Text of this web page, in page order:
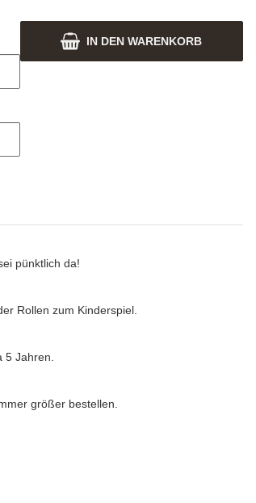
IN DEN WARENKORB
pünktlich da!
Rollen zum Kinderspiel.
Jahren.
größer bestellen.